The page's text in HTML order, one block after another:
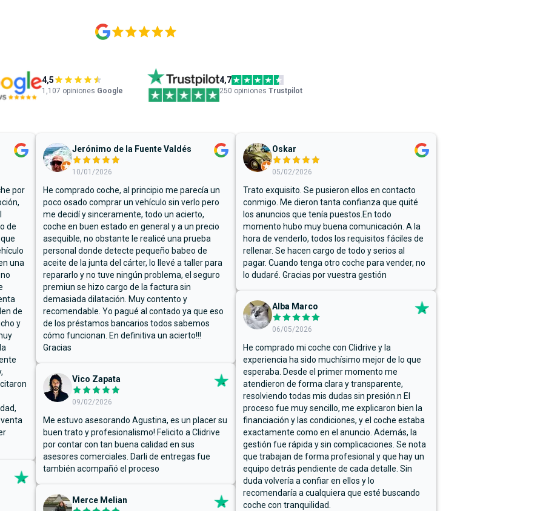
4,5
1,107 opiniones Google
4,7
250 opiniones Trustpilot
por
de
una
de
y
Jerónimo de la Fuente Valdés
10/01/2026
He comprado coche, al principio me parecía un
poco osado comprar un vehículo sin verlo pero
me decidí y sinceramente, todo un acierto,
coche en buen estado en general y a un precio
asequible, no obstante le realicé una prueba
personal donde detecte pequeño babeo de
aceite de la junta del cárter, lo llevé a taller para
repararlo y no tuve ningún problema, el seguro
premiun se hizo cargo de la factura sin
demasiada dilatación. Muy contento y
recomendable. Yo pagué al contado ya que eso
de los préstamos bancarios todos sabemos
cómo funcionan. En definitiva un acierto!!!
Gracias
Vico Zapata
09/02/2026
Me estuvo asesorando Agustina, es un placer su
buen trato y profesionalismo! Felicito a Clidrive
por contar con tan buena calidad en sus
asesores comerciales. Darli de entregas fue
también acompañó el proceso
Merce Melian
Oskar
05/02/2026
Trato exquisito. Se pusieron ellos en contacto
conmigo. Me dieron tanta confianza que quité
los anuncios que tenía puestos.En todo
momento hubo muy buena comunicación. A la
hora de venderlo, todos los requisitos fáciles de
rellenar. Se hacen cargo de todo y serios al
pagar. Cuando tenga otro coche para vender, no
lo dudaré. Gracias por vuestra gestión
Alba Marco
06/05/2026
He comprado mi coche con Clidrive y la
experiencia ha sido muchísimo mejor de lo que
esperaba. Desde el primer momento me
atendieron de forma clara y transparente,
resolviendo todas mis dudas sin presión.n El
proceso fue muy sencillo, me explicaron bien la
financiación y las condiciones, y el coche estaba
exactamente como en el anuncio. Además, la
gestión fue rápida y sin complicaciones. Se nota
que trabajan de forma profesional y que hay un
equipo detrás pendiente de cada detalle. Sin
duda volvería a confiar en ellos y lo
recomendaría a cualquiera que esté buscando
coche con tranquilidad.